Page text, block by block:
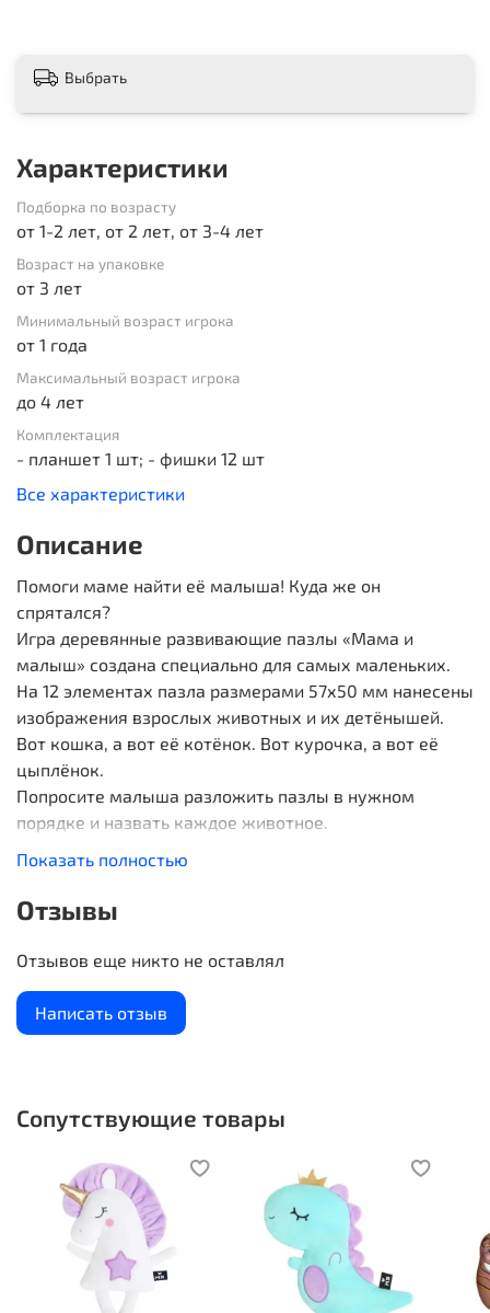
Выбрать
Характеристики
Подборка по возрасту
от 1-2 лет, от 2 лет, от 3-4 лет
Возраст на упаковке
от 3 лет
Минимальный возраст игрока
от 1 года
Максимальный возраст игрока
до 4 лет
Комплектация
- планшет 1 шт; - фишки 12 шт
Все характеристики
Описание
Помоги маме найти её малыша! Куда же он
спрятался?
Игра деревянные развивающие пазлы «Мама и
малыш» создана специально для самых маленьких.
На 12 элементах пазла размерами 57х50 мм нанесены
изображения взрослых животных и их детёнышей.
Вот кошка, а вот её котёнок. Вот курочка, а вот её
цыплёнок.
Попросите малыша разложить пазлы в нужном
порядке и назвать каждое животное.
содержат заусенцев и острых углов, поставляется в
термоусадочной плёнке и пакете термослот – такая
упаковка не даст пазлам рассыпаться.
Показать полностью
Отзывы
Отзывов еще никто не оставлял
Написать отзыв
Сопутствующие товары